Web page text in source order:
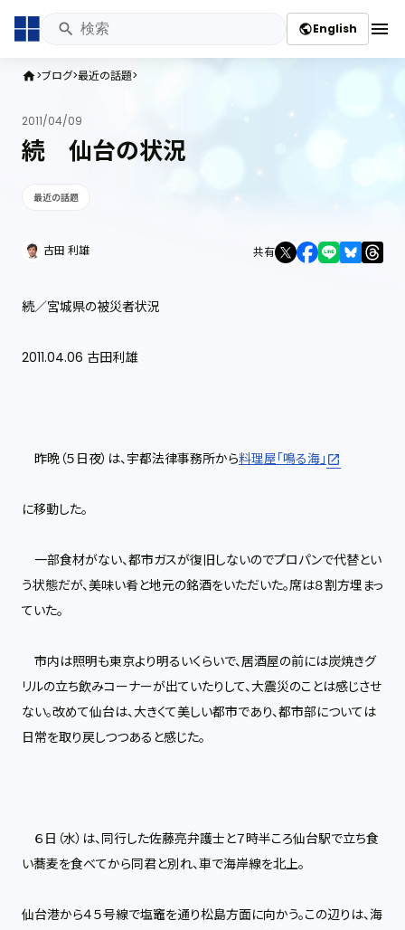
publicEnglish menu
home ブログ 最近の話題
2011/04/09
続 仙台の状況
最近の話題
古田 利雄 共有
続／宮城県の被災者状況
2011.04.06 古田利雄
昨晩（５日夜）は、宇都法律事務所から料理屋「鳴る海」
に移動した。
一部食材がない、都市ガスが復旧しないのでプロパンで代替とい
う状態だが、美味い肴と地元の銘酒をいただいた。席は８割方埋まっ
ていた。
市内は照明も東京より明るいくらいで、居酒屋の前には炭焼きグ
リルの立ち飲みコーナーが出ていたりして、大震災のことは感じさせ
ない。改めて仙台は、大きくて美しい都市であり、都市部については
日常を取り戻しつつあると感じた。
６日（水）は、同行した佐藤亮弁護士と７時半ころ仙台駅で立ち食
い蕎麦を食べてから同君と別れ、車で海岸線を北上。
仙台港から４５号線で塩竈を通り松島方面に向かう。この辺りは、海